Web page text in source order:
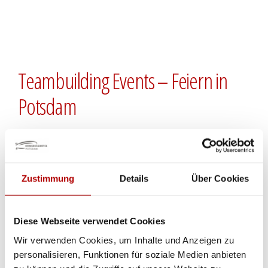
Zustimmung Details Über Cookies
Diese Webseite verwendet Cookies
Wir verwenden Cookies, um Inhalte und Anzeigen zu
personalisieren, Funktionen für soziale Medien anbieten
Teambuilding Events – Feiern in
Potsdam
Gemeinsame Unternehmungen und
spannende Abenteuer stärken den
Zusammenhalt. Wir organisieren für Sie
gern individuelle Rahmenprogramme,
Events und Incentives im Kongresshotel
und Umgebung. Werden Sie sportlich aktiv